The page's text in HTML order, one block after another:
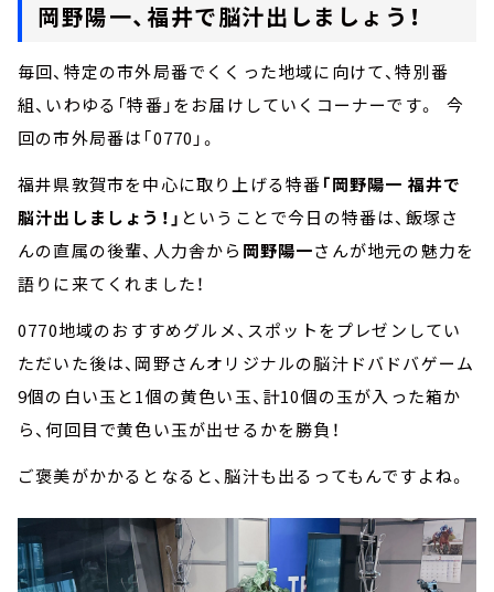
岡野陽一、福井で脳汁出しましょう！
毎回、特定の市外局番でくくった地域に向けて、特別番
組、いわゆる「特番」をお届けしていくコーナーです。 今
回の市外局番は「0770」。
福井県敦賀市を中心に取り上げる特番「岡野陽一 福井で
脳汁出しましょう！」 ということで今日の特番は、飯塚さ
んの直属の後輩、人力舎から 岡野陽一さんが地元の魅力を
語りに来てくれました！
0770地域のおすすめグルメ、スポットをプレゼンしてい
ただいた後は、岡野さんオリジナルの脳汁ドバドバゲーム
9個の白い玉と1個の黄色い玉、計10個の玉が入った箱か
ら、何回目で黄色い玉が出せるかを勝負！
ご褒美がかかるとなると、脳汁も出るってもんですよね。